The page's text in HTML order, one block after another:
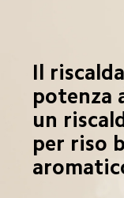
Il
potenza
un
per riso